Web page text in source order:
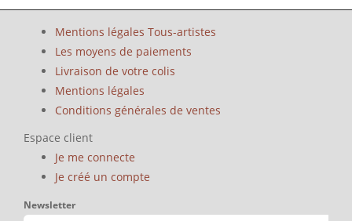
Mentions légales Tous-artistes
Les moyens de paiements
Livraison de votre colis
Mentions légales
Conditions générales de ventes
Espace client
Je me connecte
Je créé un compte
Newsletter